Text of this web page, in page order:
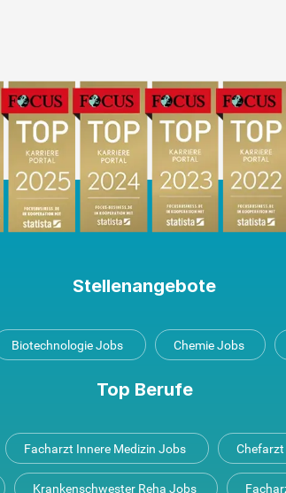
Stellenangebote
Biotechnologie Jobs Chemie Jobs
Top Berufe
Facharzt Innere Medizin Jobs
Krankenschwester Reha Jobs